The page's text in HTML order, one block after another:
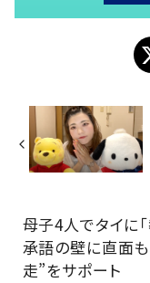
母子4人でタイに
承語の壁に直面も
走”をサポート